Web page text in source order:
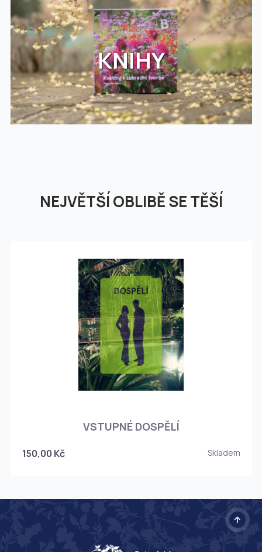
KNIHY
NEJVĚTŠÍ OBLIBĚ SE TĚŠÍ
VSTUPNÉ DOSPĚLÍ
150,00 Kč Skladem